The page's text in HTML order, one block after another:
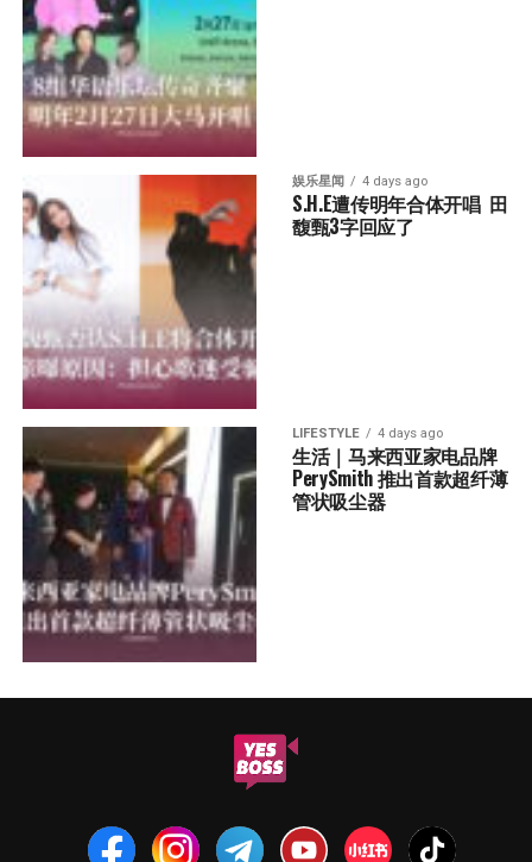
娱乐星闻 4 days ago
S.H.E遭传明年合体开唱  田
馥甄3字回应了
LIFESTYLE 4 days ago
生活｜马来西亚家电品牌
PerySmith 推出首款超纤薄
管状吸尘器